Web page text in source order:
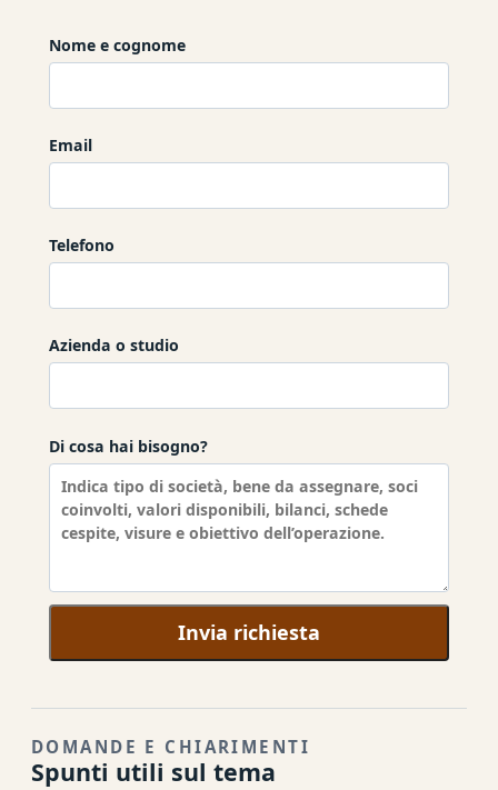
Nome e cognome
Email
Telefono
Azienda o studio
Di cosa hai bisogno?
Invia richiesta
DOMANDE E CHIARIMENTI
Spunti utili sul tema